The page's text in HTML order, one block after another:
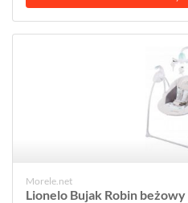
Morele.net
Lionelo Bujak Robin beżowy